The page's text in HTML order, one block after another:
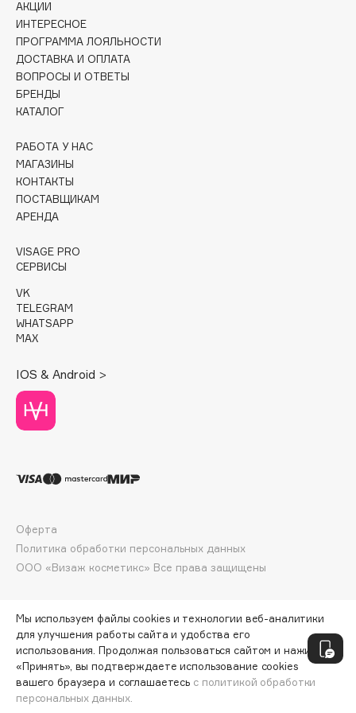
Collagenina
Consly
Corimo
CosRX
Cottolina
Cunzite
Curaprox
D
d'Alba
DARLING*
Darphin
Deonica
Dessange
Dior
Dolomit
DP Daily Perfection
Dr. Vranjes Firenze
Dr.Althea
Dr.Jart+
DSD de Luxe
СООБЩИТЬ О ПОСТУПЛЕНИИ
АКЦИИ
ИНТЕРЕСНОЕ
ПРОГРАММА ЛОЯЛЬНОСТИ
ДОСТАВКА И ОПЛАТА
ВОПРОСЫ И ОТВЕТЫ
БРЕНДЫ
КАТАЛОГ
РАБОТА У НАС
МАГАЗИНЫ
КОНТАКТЫ
ПОСТАВЩИКАМ
АРЕНДА
VISAGE PRO
СЕРВИСЫ
VK
TELEGRAM
WHATSAPP
MAX
IOS & Android >
ООО «Визаж косметикс» Все права защищены
Оферта
Политика обработки персональных данных
Мы используем файлы cookies и технологии веб-аналитики
для улучшения работы сайта и удобства его
использования. Продолжая пользоваться сайтом и нажимая
«Принять», вы подтверждаете использование cookies
вашего браузера и соглашаетесь с политикой обработки
персональных данных.